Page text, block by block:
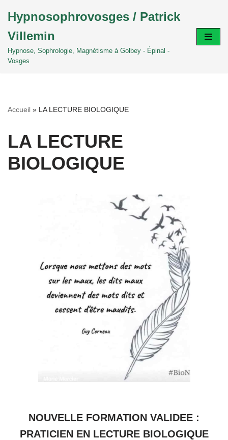
au
contenu
Hypnosophrovosges / Patrick
Villemin
Hypnose, Sophrologie, Magnétisme à Golbey - Épinal -
Vosges
Accueil » LA LECTURE BIOLOGIQUE
LA LECTURE
BIOLOGIQUE
NOUVELLE FORMATION VALIDEE :
PRATICIEN EN LECTURE BIOLOGIQUE